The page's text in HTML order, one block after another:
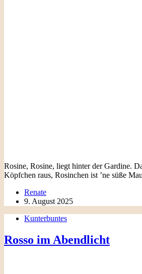
Rosine, Rosine, liegt hinter der Gardine.
Köpfchen raus, Rosinchen ist ’ne süße
Renate
9. August 2025
Kunterbuntes
Rosso im Abendlicht